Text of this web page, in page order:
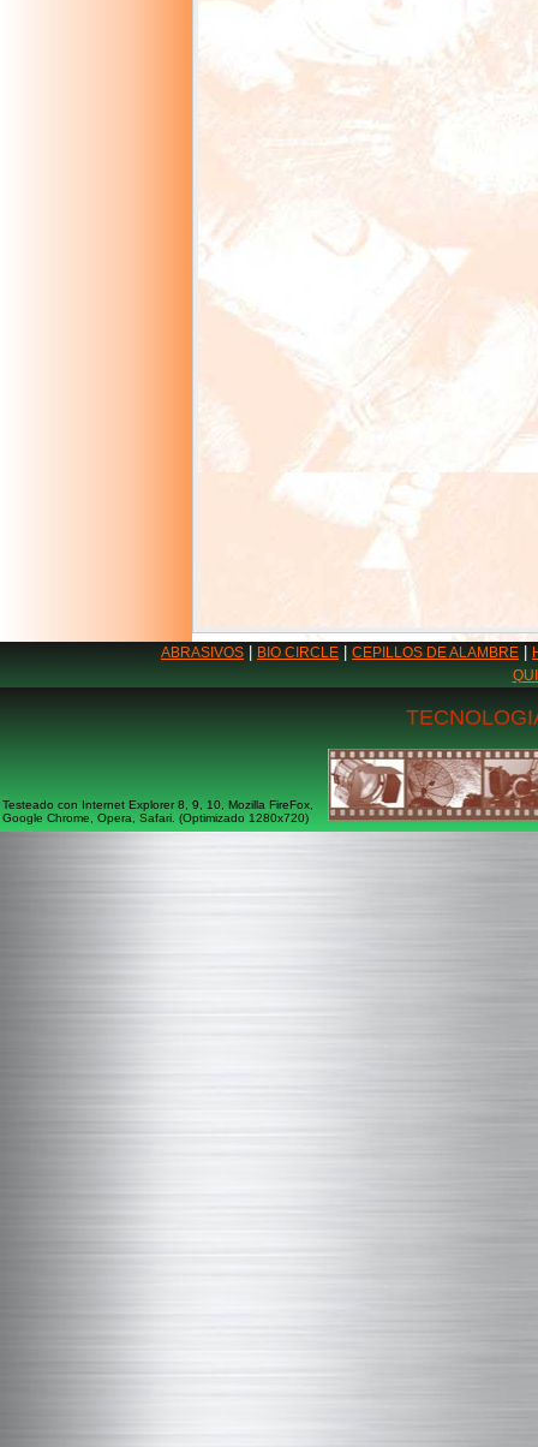
ABRASIVOS BIO CIRCLE CEPILLOS DE ALAMBRE
Testeado con Internet Explorer 8, 9, 10, Mozilla FireFox,
Google Chrome, Opera, Safari. (Optimizado 1280x720)